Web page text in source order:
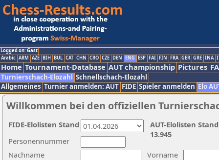
Logged on: Gast
Arabic ARM AZE BIH BUL CAT CHN CRO CZE DEN ENG ESP FAI FIN FRA GER GRE INA
Home Tournament-Database AUT championship Pictures
Turnierschach-Elozahl Schnellschach-Elozahl
Allgemeines Turnier anmelden: AUT FIDE Spieler anmelden Elo
Willkommen bei den offiziellen
Nachname
Vorname
Personennummer
AUT-Elolisten
13.945
FIDE-Elolisten Stand